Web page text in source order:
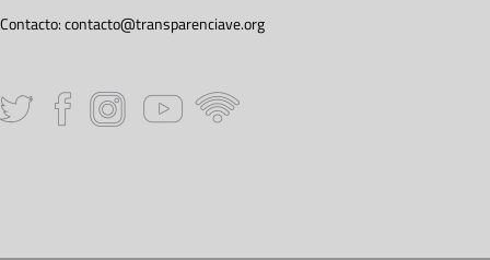
Contacto:contacto@transparenciave.org